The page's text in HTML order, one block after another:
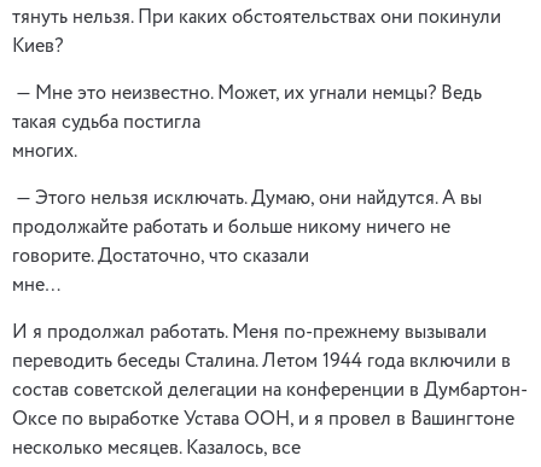
тянуть нельзя. При каких обстоятельствах они покинули
Киев?
— Мне это неизвестно. Может, их угнали немцы? Ведь
такая судьба постигла
многих.
— Этого нельзя исключать. Думаю, они найдутся. А вы
продолжайте работать и больше никому ничего не
говорите. Достаточно, что сказали
мне…
И я продолжал работать. Меня по-прежнему вызывали
переводить беседы Сталина. Летом 1944 года включили в
состав советской делегации на конференции в Думбартон-
Оксе по выработке Устава ООН, и я провел в Вашингтоне
несколько месяцев. Казалось, все